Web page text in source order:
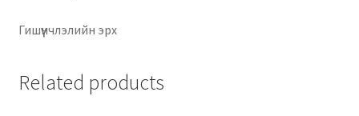
Гишүүнчлэлийн эрх
Related products